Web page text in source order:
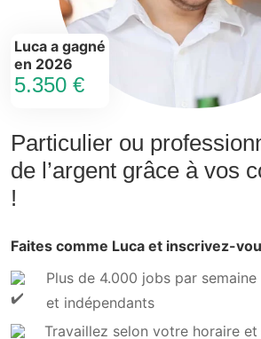
Particulier ou
de l’argent grâce à vos
!
Faites comme Luca et inscrivez-
Plus de 4.000 jobs par
et indépendants
Travaillez selon votre horaire et
Luca a gagné
en 2026
5.350 €